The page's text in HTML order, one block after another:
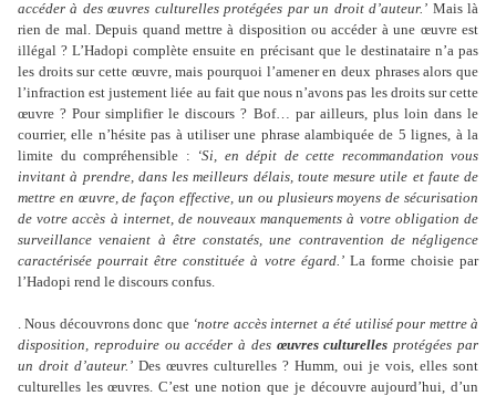
accéder à des œuvres culturelles protégées par un droit d’auteur.’ Mais là
rien de mal. Depuis quand mettre à disposition ou accéder à une œuvre est
illégal ? L’Hadopi complète ensuite en précisant que le destinataire n’a pas
les droits sur cette œuvre, mais pourquoi l’amener en deux phrases alors que
l’infraction est justement liée au fait que nous n’avons pas les droits sur cette
œuvre ? Pour simplifier le discours ? Bof… par ailleurs, plus loin dans le
courrier, elle n’hésite pas à utiliser une phrase alambiquée de 5 lignes, à la
limite du compréhensible : ‘Si, en dépit de cette recommandation vous
invitant à prendre, dans les meilleurs délais, toute mesure utile et faute de
mettre en œuvre, de façon effective, un ou plusieurs moyens de sécurisation
de votre accès à internet, de nouveaux manquements à votre obligation de
surveillance venaient à être constatés, une contravention de négligence
caractérisée pourrait être constituée à votre égard.’La forme choisie par
l’Hadopi rend le discours confus.
. Nous découvrons donc que ‘notre accès internet a été utilisé pour mettre à
disposition, reproduire ou accéder à des œuvres culturelles protégées par
un droit d’auteur.’ Des œuvres culturelles ? Humm, oui je vois, elles sont
culturelles les œuvres. C’est une notion que je découvre aujourd’hui, d’un